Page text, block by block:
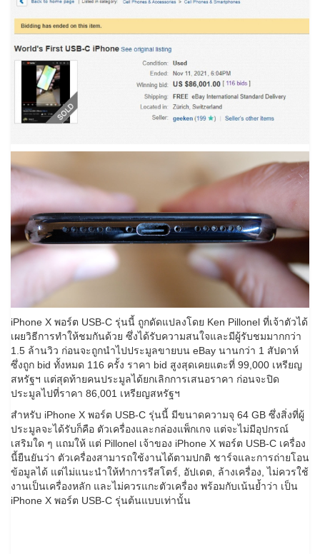
iPhone X พอร์ต USB-C รุ่นนี้ ถูกดัดแปลงโดย Ken Pillonel ที่เจ้าตัวได้
เผยวิธีการทำให้ชมกันด้วย ซึ่งได้รับความสนใจและมีผู้รับชมมากกว่า
1.5 ล้านวิว ก่อนจะถูกนำไปประมูลขายบน eBay นานกว่า 1 สัปดาห์
ซึ่งถูก bid ทั้งหมด 116 ครั้ง ราคา bid สูงสุดเคยแตะที่ 99,000 เหรียญ
สหรัฐฯ แต่สุดท้ายคนประมูลได้ยกเลิกการเสนอราคา ก่อนจะปิด
ประมูลไปที่ราคา 86,001 เหรียญสหรัฐฯ
สำหรับ iPhone X พอร์ต USB-C รุ่นนี้ มีขนาดความจุ 64 GB ซึ่งสิ่งที่ผู้
ประมูลจะได้รับก็คือ ตัวเครื่องและกล่องแพ็กเกจ แต่จะไม่มีอุปกรณ์
เสริมใด ๆ แถมให้ แต่ Pillonel เจ้าของ iPhone X พอร์ต USB-C เครื่อง
นี้ยืนยันว่า ตัวเครื่องสามารถใช้งานได้ตามปกติ ชาร์จและการถ่ายโอน
ข้อมูลได้ แต่ไม่แนะนำให้ทำการรีสโตร์, อัปเดต, ล้างเครื่อง, ไม่ควรใช้
งานเป็นเครื่องหลัก และไม่ควรแกะตัวเครื่อง พร้อมกับเน้นย้ำว่า เป็น
iPhone X พอร์ต USB-C รุ่นต้นแบบเท่านั้น